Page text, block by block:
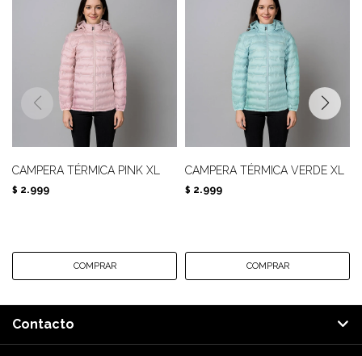
CAMPERA TÉRMICA PINK XL
$ 2.999
CAMPERA TÉRMICA VERDE XL
$ 2.999
Contacto